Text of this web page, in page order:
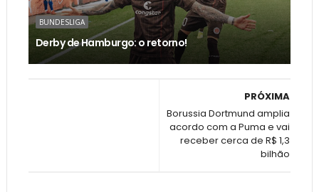
BUNDESLIGA
Derby de Hamburgo: o retorno!
PRÓXIMA
Borussia Dortmund amplia
acordo com a Puma e vai
receber cerca de R$ 1,3
bilhão